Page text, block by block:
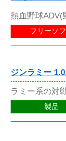
熱血野球ADV(
フリーソ
ジンラミー
ラミー系の対
製品